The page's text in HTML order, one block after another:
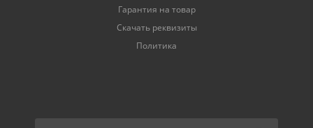
Гарантия на товар
Скачать реквизиты
Политика